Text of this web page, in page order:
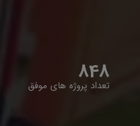
848
تعداد پروژه های موفق